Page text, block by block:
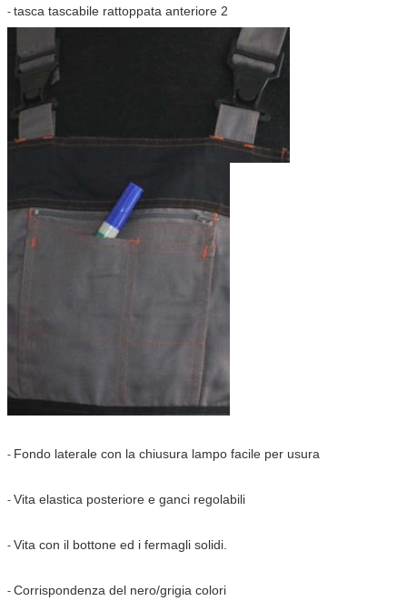
- tasca tascabile rattoppata anteriore 2
- Fondo laterale con la chiusura lampo facile per usura
- Vita elastica posteriore e ganci regolabili
- Vita con il bottone ed i fermagli solidi.
- Corrispondenza del nero/grigia colori